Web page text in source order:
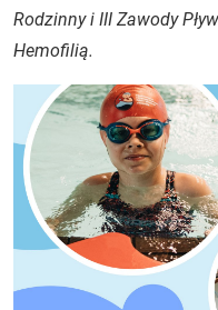
Rodzinny i III Zawody
Hemofilią.